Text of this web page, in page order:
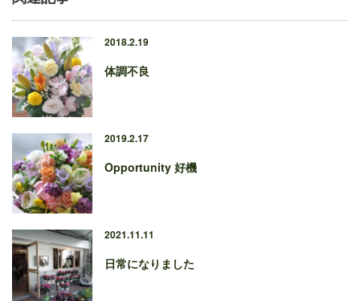
2018.2.19
体調不良
2019.2.17
Opportunity 好機
2021.11.11
日常になりました